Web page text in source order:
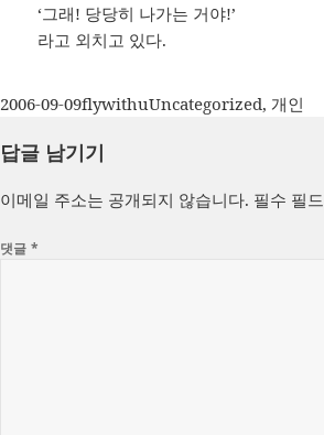
‘그래! 당당히 나가는 거야!’
라고 외치고 있다.
작
일
2006-09-09글
이
flywithu카
Uncategorized, 개인
답글 남기기
이메일 주소는 공개되지 않습니다. 필수 필
댓글*